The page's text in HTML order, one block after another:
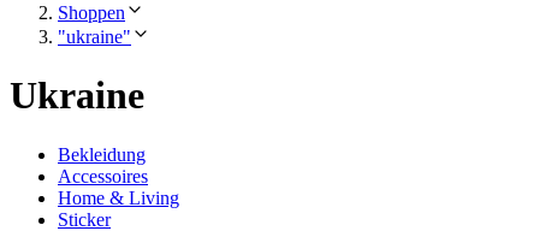
Shoppen
"ukraine"
Ukraine
Bekleidung
Accessoires
Home & Living
Sticker